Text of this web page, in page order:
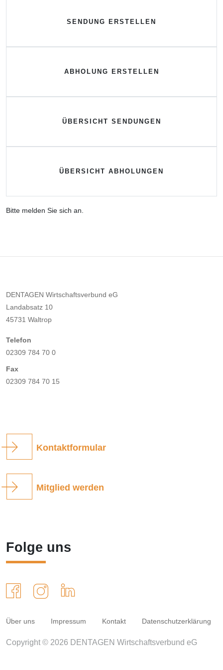
SENDUNG ERSTELLEN
ABHOLUNG ERSTELLEN
ÜBERSICHT SENDUNGEN
ÜBERSICHT ABHOLUNGEN
Bitte melden Sie sich an.
DENTAGEN Wirtschaftsverbund eG
Landabsatz 10
45731 Waltrop
Telefon
02309 784 70 0
Fax
02309 784 70 15
Kontaktformular
Mitglied werden
Folge uns
Über uns Impressum Kontakt Datenschutzerklärung
Copyright © 2026 DENTAGEN Wirtschaftsverbund eG